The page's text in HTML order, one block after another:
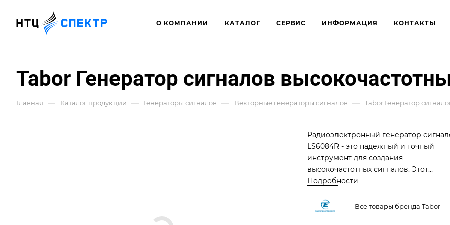
О КОМПАНИИ КАТАЛОГ СЕРВИС ИНФОРМАЦИЯ КОНТАКТЫ
Tabor Генератор сигналов
Главная — Каталог продукции — Генераторы сигналов — Векторные генераторы сигналов — Tabor Генератор
Радиоэлектронный генератор
LS6084R - это надежный и точный
инструмент для создания
высокочастотных сигналов. Этот
генератор предназначен для
измерения в области
радиоэлектроники, а также в
Подробности
Все товары бренда Tabor